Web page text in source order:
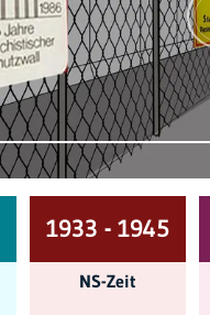
1933 - 1945
NS-Zeit